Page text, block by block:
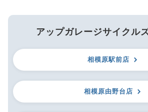
アップガレージサイクル
相模原駅前店
相模原由野台店